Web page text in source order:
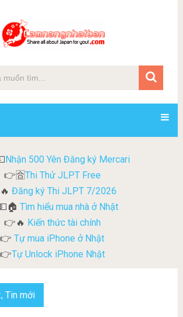
Nhận 500 Yên Đăng ký Mercari
👉🈴Thi Thử JLPT Free
Đăng ký Thi JLPT 7/2026
Tìm hiểu mua nhà ở Nhật
👉🔥 Kiến thức tài chính
👉 Tự mua iPhone ở Nhật
👉Tự Unlock iPhone Nhật
, Tin mới